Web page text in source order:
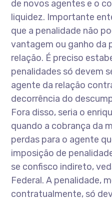
de novos agentes e o
liquidez. Importante
que a penalidade não
vantagem ou ganho da
relação. É preciso
penalidades só devem
agente da relação
decorrência do
Fora disso, seria o
quando a cobrança da
perdas para o agente
imposição de
se confisco indireto,
Federal. A penalidade,
contratualmente, só